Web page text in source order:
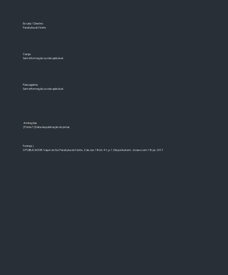
Escala / Destino
Parahyba do Norte
Carga
Sem informação ou não aplicável
Passageiros
Sem informação ou não aplicável
Anotações
[Fonte 1] Data da publicação do jornal.
Fonte(s)
O PUBLICADOR. Vapor do Sul. Parahyba do Norte. 2 de Jun. 1866. 4 f., p. 1. Disponível em: . Acesso em: 18 jul. 2017.